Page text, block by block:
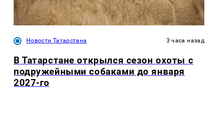
Новости Татарстана 3 часа назад
В Татарстане открылся сезон охоты с
подружейными собаками до января
2027-го